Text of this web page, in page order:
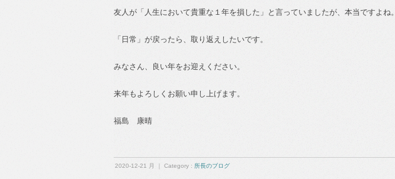
友人が「人生において貴重な１年を損した」と言っていましたが、本当ですよね。
「日常」が戻ったら、取り返えしたいです。
みなさん、良い年をお迎えください。
来年もよろしくお願い申し上げます。
福島 康晴
2020-12-21 月 ｜ Category : 所長のブログ